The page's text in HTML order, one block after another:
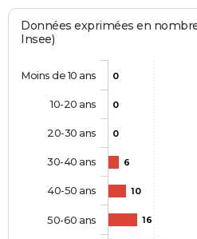
Données exprimées en
Insee)
0
0
0
6
10
16
Moins de 10 ans
10-20 ans
20-30 ans
30-40 ans
40-50 ans
50-60 ans